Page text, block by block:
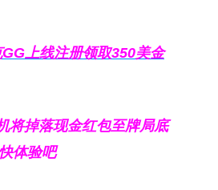
上线注册领取350美金
将掉落现金红包至牌局底
体验吧